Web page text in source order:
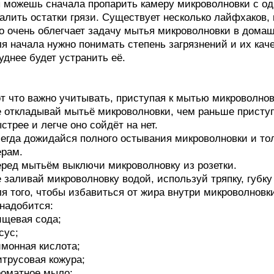
можешь сначала пропарить камеру микроволновки с
остатки грязи. Существует несколько
очень облегчает задачу мытья микроволновки в
начала нужно понимать степень загрязнений и их
будет устранить её.
что важно учитывать, приступая к мытью
откладывай мытьё микроволновки, чем раньше
и легче оно сойдёт на нет.
дожидайся полного остывания микроволновки и
мытьём выключи микроволновку из розетки.
заливай микроволновку водой, используй тряпку,
того, чтобы избавиться от жира внутри
сода;
кислота;
кожура;